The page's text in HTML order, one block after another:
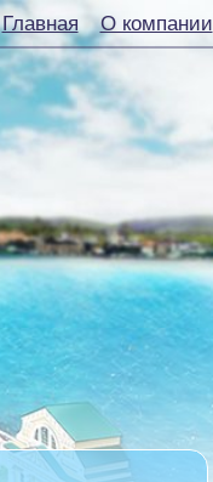
Главная О компании